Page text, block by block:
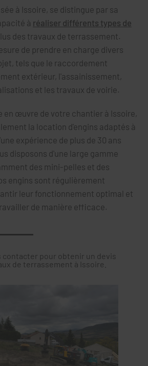
à Issoire, se distingue par sa
à réaliser différents types de
des travaux de terrassement.
de prendre en charge divers
tels que le raccordement
extérieur, l'assainissement,
et les travaux de voirie.
en œuvre de votre chantier à Issoire,
la location d'engins adaptés à
expérience de plus de 30 ans
disposons d'une large gamme
des mini-pelles et des
engins sont régulièrement
leur fonctionnement optimal et
de manière efficace.
contacter pour obtenir un devis
de terrassement à Issoire.